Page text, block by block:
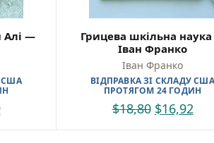
10+
дітей
прописи / Книги на липучках
та Аплікації
та пізнавальні книги
книги
Алі —
США
Грицева шкільна
Іван Франко
Іван Франко
ВІДПРАВКА ЗІ СКЛАДУ США
ПРОТЯГОМ 24 ГОДИН
$18,80 $16,92